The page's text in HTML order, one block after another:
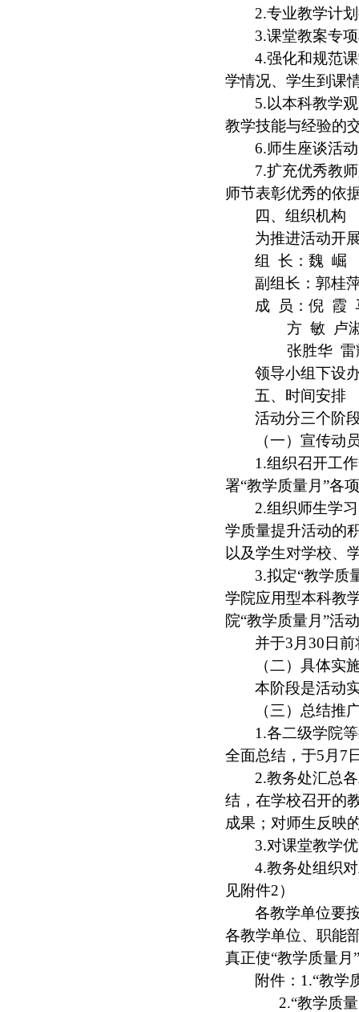
2.专业教学计
3.课堂教案专
4.强化和规范
学情况、学生到课
5.以本科教学
教学技能与经验的
6.师生座谈活
7.扩充优秀教
师节表彰优秀的依
四、组织机构
为推进活动开
组
长：魏 崛
副组长：郭桂
成
员：倪 霞
方 敏
卢
张胜华
领导小组下设
五、时间安排
活动分三个阶
（一）宣传动
1.组织召开工
署“教学质量月”各
2.组织师生学
学质量提升活动的
以及学生对学校、
3.拟定“教学质
学院应用型本科教
院“教学质量月”活
并于3 月 30 日
（二）具体实
本阶段是活动
（三）总结推
1.各二级学院
全面总结，于5 月 7
2.教务处汇总
结，在学校召开的
成果；对师生反映
3.对课堂教学
4.教务处组织
见附件2）
各教学单位要
各教学单位、职能
真正使“教学质量
附件： 1 .“教学
2.“教学质